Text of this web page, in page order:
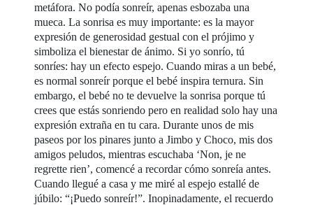
metáfora. No podía sonreír, apenas esbozaba una
mueca. La sonrisa es muy importante: es la mayor
expresión de generosidad gestual con el prójimo y
simboliza el bienestar de ánimo. Si yo sonrío, tú
sonríes: hay un efecto espejo. Cuando miras a un bebé,
es normal sonreír porque el bebé inspira ternura. Sin
embargo, el bebé no te devuelve la sonrisa porque tú
crees que estás sonriendo pero en realidad solo hay una
expresión extraña en tu cara. Durante unos de mis
paseos por los pinares junto a Jimbo y Choco, mis dos
amigos peludos, mientras escuchaba ‘Non, je ne
regrette rien’, comencé a recordar cómo sonreía antes.
Cuando llegué a casa y me miré al espejo estallé de
júbilo: “¡Puedo sonreír!”. Inopinadamente, el recuerdo